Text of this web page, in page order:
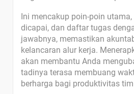
Ini mencakup poin-poin
dicapai, dan daftar tugas
jawabnya, memastikan
kelancaran alur kerja.
akan membantu Anda
tadinya terasa membuang
berharga bagi produktivitas